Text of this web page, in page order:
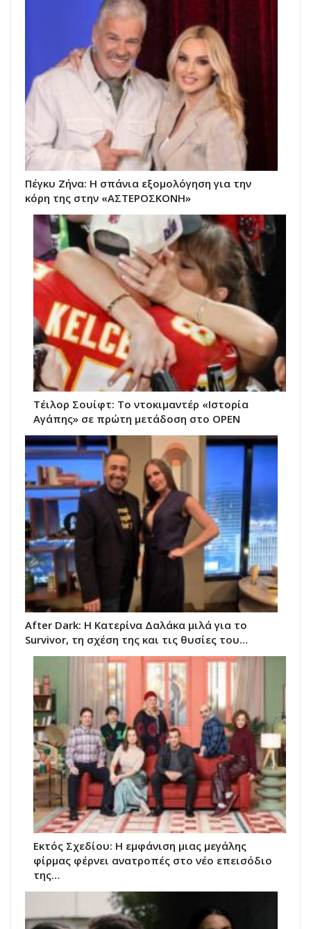
Πέγκυ Ζήνα: Η σπάνια εξομολόγηση για την
κόρη της στην «ΑΣΤΕΡΟΣΚΟΝΗ»
Τέιλορ Σουίφτ: Το ντοκιμαντέρ «Ιστορία
Αγάπης» σε πρώτη μετάδοση στο OPEN
After Dark: Η Κατερίνα Δαλάκα μιλά για το
Survivor, τη σχέση της και τις θυσίες του…
Εκτός Σχεδίου: Η εμφάνιση μιας μεγάλης
φίρμας φέρνει ανατροπές στο νέο επεισόδιο
της…